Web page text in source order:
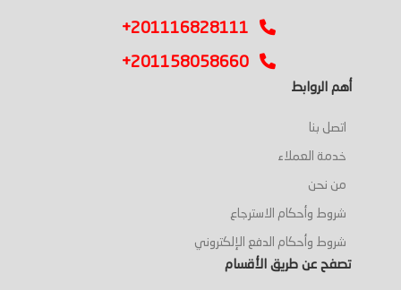
+201116828111
+201158058660
أهم الروابط
اتصل بنا
خدمة العملاء
من نحن
شروط وأحكام الاسترجاع
شروط وأحكام الدفع الإلكتروني
تصفح عن طريق الأقسام